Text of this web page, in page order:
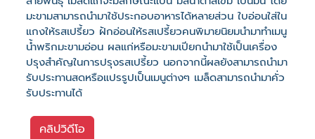
มะขามสามารถนำมาใช้ประกอบอาหารได้หลายส่วน ใบอ่อนใส่ใน
แกงให้รสเปรี้ยว ฝักอ่อนให้รสเปรี้ยวคนพิมายนิยมนำมาทำเมนู
น้ำพริกมะขามอ่อน ผลแก่หรือมะขามเปียกนำมาใช้เป็นเครื่อง
ปรุงสำคัญในการปรุงรสเปรี้ยว นอกจากนี้ผลยังสามารถนำมา
รับประทานสดหรือแปรรูปเป็นเมนูต่างๆ เมล็ดสามารถนำมาคั่ว
รับประทานได้
คลิปวิดีโอ